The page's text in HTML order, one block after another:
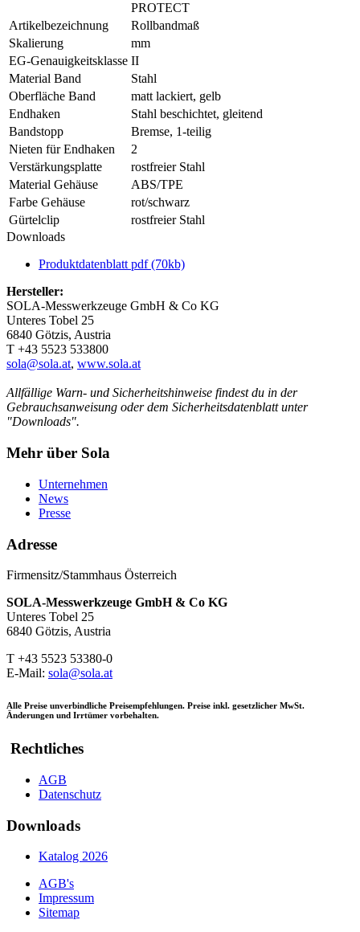
PROTECT
Artikelbezeichnung
Rollbandmaß
Skalierung
mm
EG-Genauigkeitsklasse II
Material Band
Stahl
Oberfläche Band
matt lackiert, gelb
Endhaken
Stahl beschichtet, gleitend
Bandstopp
Bremse, 1-teilig
Nieten für Endhaken
2
Verstärkungsplatte
rostfreier Stahl
Material Gehäuse
ABS/TPE
Farbe Gehäuse
rot/schwarz
Gürtelclip
rostfreier Stahl
Downloads
Produktdatenblattpdf (70kb)
Hersteller:
SOLA-Messwerkzeuge GmbH & Co KG
Unteres Tobel 25
6840 Götzis, Austria
T +43 5523 533800
sola@sola.at, www.sola.at
Allfällige Warn- und Sicherheitshinweise findest du in der
Gebrauchsanweisung oder dem Sicherheitsdatenblatt unter
"Downloads".
Mehr über Sola
Unternehmen
News
Presse
Adresse
Firmensitz/Stammhaus Österreich
SOLA-Messwerkzeuge GmbH & Co KG
Unteres Tobel 25
6840 Götzis, Austria
T +43 5523 53380-0
E-Mail: sola@sola.at
Alle Preise unverbindliche Preisempfehlungen. Preise inkl. gesetzlicher MwSt.
Änderungen und Irrtümer vorbehalten.
Rechtliches
AGB
Datenschutz
Downloads
Katalog 2026
AGB's
Impressum
Sitemap